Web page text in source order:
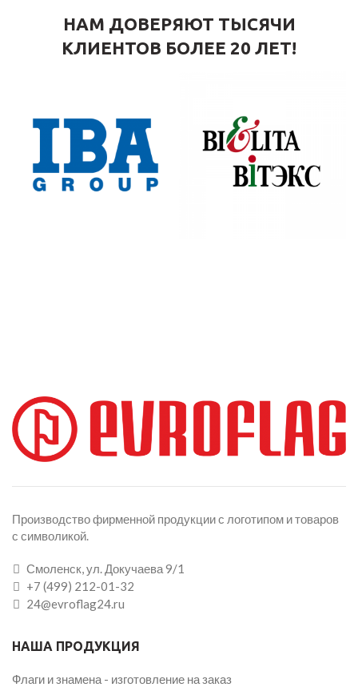
НАМ ДОВЕРЯЮТ ТЫСЯЧИ
КЛИЕНТОВ БОЛЕЕ 20 ЛЕТ!
Производство фирменной продукции с логотипом и товаров
с символикой.
Смоленск, ул. Докучаева 9/1
+7 (499) 212-01-32
24@evroflag24.ru
НАША ПРОДУКЦИЯ
Флаги и знамена - изготовление на заказ